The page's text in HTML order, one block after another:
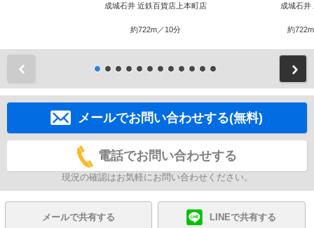
成城石井 近鉄百貨店上本町店
約722m／10分
成城石井
約
メールでお問い合わせする(無料)
電話でお問い合わせする
現況の確認はお気軽にお問い合わせください。
メールで共有する LINEで共有する